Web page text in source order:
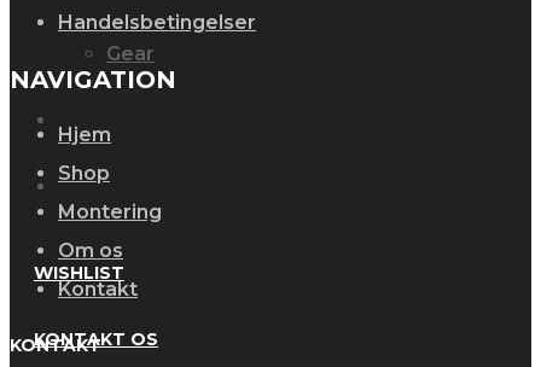
Gear
Montering
Om os
WISHLIST
KONTAKT OS
Handelsbetingelser
NAVIGATION
Hjem
Shop
Montering
Om os
Kontakt
KONTAKT